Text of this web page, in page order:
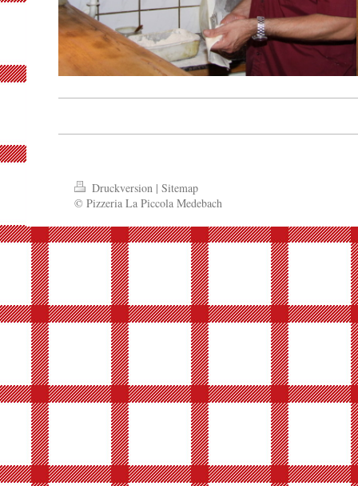
Druckversion | Sitemap
© Pizzeria La Piccola Medebach